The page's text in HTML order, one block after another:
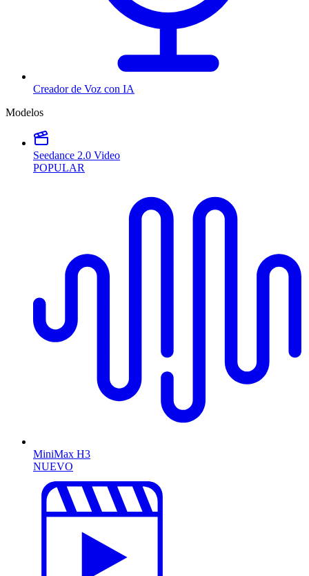
Creador de Voz con IA
Modelos
Seedance 2.0 Video
POPULAR
MiniMax H3
NUEVO